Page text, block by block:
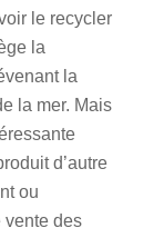
le recycler
la
la
la mer. Mais
d’autre
ou
vente des